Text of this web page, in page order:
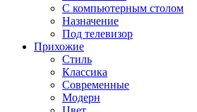
С компьютерным столом
Назначение
Под телевизор
Прихожие
Стиль
Классика
Современные
Модерн